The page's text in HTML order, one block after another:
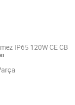
IP65 120W CE CB